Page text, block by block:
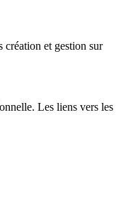
création et gestion sur
Les liens vers les